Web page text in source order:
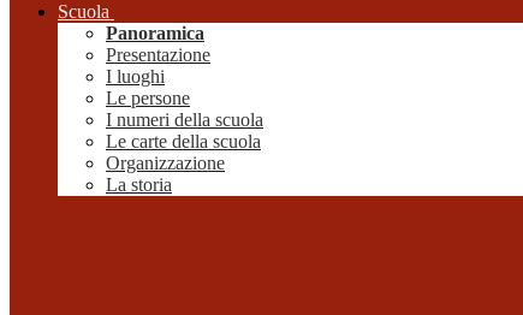
Scuola
Panoramica
Presentazione
I luoghi
Le persone
I numeri della scuola
Le carte della scuola
Organizzazione
La storia